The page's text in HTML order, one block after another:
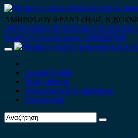
Skip
to
content
ΑΜΒΡΟΣΙΟΥ ΦΡΑΝΤΖΗ 67,
210 9012444 210 9239148 210 9238158
Κινητό-Viber-whatsapp : 6980507900
Primary
Αρχική Σελίδα
Ποιοί είμαστε
Ανταλλακτικά Αυτοκινήτων
Επικοινωνία